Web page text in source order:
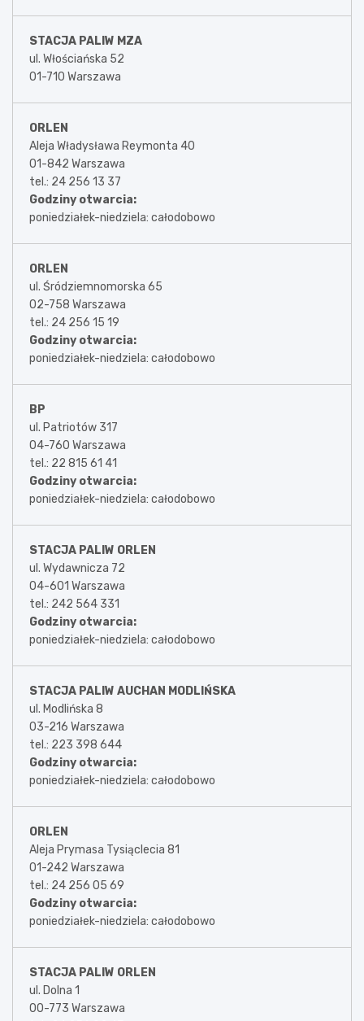
STACJA PALIW MZA
ul. Włościańska 52
01-710 Warszawa
ORLEN
Aleja Władysława Reymonta 40
01-842 Warszawa
tel.: 24 256 13 37
Godziny otwarcia:
poniedziałek-niedziela: całodobowo
ORLEN
ul. Śródziemnomorska 65
02-758 Warszawa
tel.: 24 256 15 19
Godziny otwarcia:
poniedziałek-niedziela: całodobowo
BP
ul. Patriotów 317
04-760 Warszawa
tel.: 22 815 61 41
Godziny otwarcia:
poniedziałek-niedziela: całodobowo
STACJA PALIW ORLEN
ul. Wydawnicza 72
04-601 Warszawa
tel.: 242 564 331
Godziny otwarcia:
poniedziałek-niedziela: całodobowo
STACJA PALIW AUCHAN MODLIŃSKA
ul. Modlińska 8
03-216 Warszawa
tel.: 223 398 644
Godziny otwarcia:
poniedziałek-niedziela: całodobowo
ORLEN
Aleja Prymasa Tysiąclecia 81
01-242 Warszawa
tel.: 24 256 05 69
Godziny otwarcia:
poniedziałek-niedziela: całodobowo
STACJA PALIW ORLEN
ul. Dolna 1
00-773 Warszawa